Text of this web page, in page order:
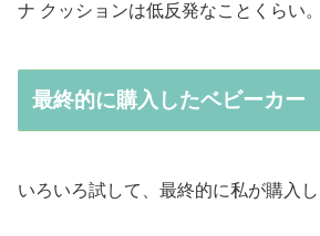
ナ クッションは低反発なことくらい。
最終的に購入したベビーカー
いろいろ試して、最終的に私が購入